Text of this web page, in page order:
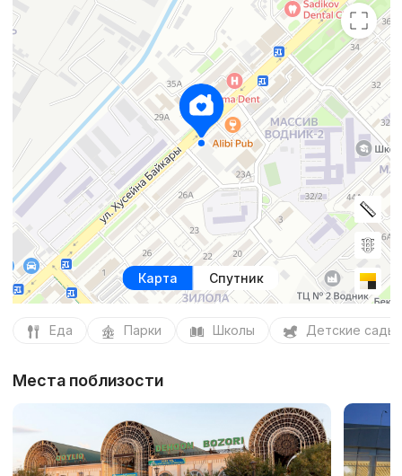
Карта Спутник
Еда Парки Школы Детские сады
Места поблизости